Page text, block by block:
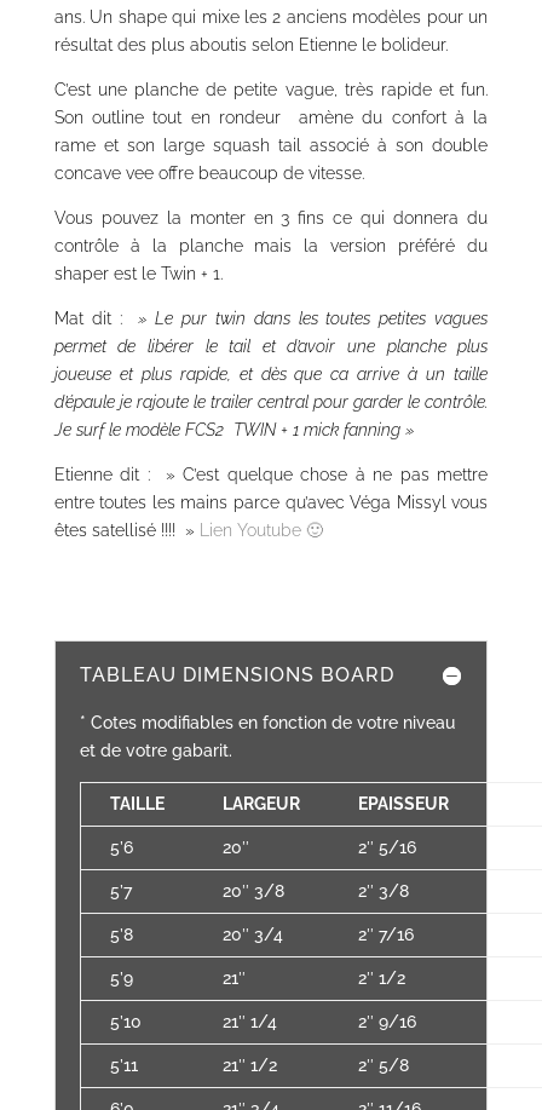
ans. Un shape qui mixe les 2 anciens modèles pour un
résultat des plus aboutis selon Etienne le bolideur.
C’est une planche de petite vague, très rapide et fun.
Son outline tout en rondeur amène du confort à la
rame et son large squash tail associé à son double
concave vee offre beaucoup de vitesse.
Vous pouvez la monter en 3 fins ce qui donnera du
contrôle à la planche mais la version préféré du
shaper est le Twin + 1.
Mat dit :» Le pur twin dans les toutes petites vagues
permet de libérer le tail et d’avoir une planche plus
joueuse et plus rapide, et dès que ca arrive à un taille
d’épaule je rajoute le trailer central pour garder le contrôle.
Je surf le modèle FCS2 TWIN + 1 mick fanning »
Etienne dit : » C’est quelque chose à ne pas mettre
entre toutes les mains parce qu’avec Véga Missyl vous
êtes satellisé !!!! »
Lien Youtube 🙂
TABLEAU DIMENSIONS BOARD
* Cotes modifiables en fonction de votre niveau
et de votre gabarit.
TAILLE LARGEUR EPAISSEUR
5’6 20″ 2″ 5/16
5’7 20″ 3/8 2″ 3/8
5’8 20″ 3/4 2″ 7/16
5’9 21″ 2″ 1/2
5’10 21″ 1/4 2″ 9/16
5’11 21″ 1/2 2″ 5/8